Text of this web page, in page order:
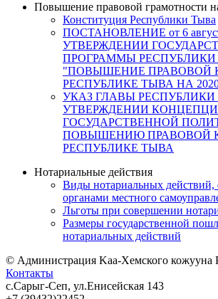
Повышение правовой грамотности
Конституция Республики Тыва
ПОСТАНОВЛЕНИЕ от 6
УТВЕРЖДЕНИИ
ПРОГРАММЫ РЕСПУБЛИКИ
"ПОВЫШЕНИЕ ПРАВОВОЙ
РЕСПУБЛИКЕ ТЫВА НА
УКАЗ ГЛАВЫ
УТВЕРЖДЕНИИ
ГОСУДАРСТВЕННОЙ
ПОВЫШЕНИЮ ПРАВОВОЙ
РЕСПУБЛИКЕ ТЫВА
Нотариальные действия
Виды нотариальных
органами местного
Льготы при совершении
Размеры государственной
нотариальных действий
© Администрация Kaa-Хемского кожууна
Контакты
с.Сарыг-Сеп, ул.Енисейская 143